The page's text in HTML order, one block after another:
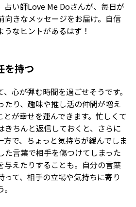
占い師Love Me Doさんが、毎日が
向きなメッセージをお届け。自信
なヒントがあるはず！
を持つ
心が弾む時間を過ごせそうです。
たり、趣味や推し活の仲間が増え
とが幸せを運んできます。忙しくて
きちんと返信しておくと、さらに
で、ちょっと気持ちが緩んでしま
た言葉で相手を傷つけてしまった
与えたりすることも。自分の言葉
って、相手の立場や気持ちに寄り